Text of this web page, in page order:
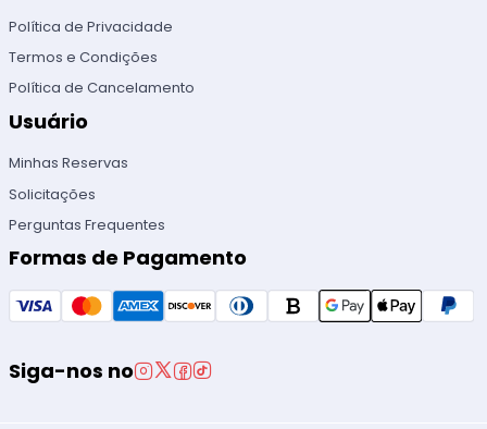
Política de Privacidade
Termos e Condições
Política de Cancelamento
Usuário
Minhas Reservas
Solicitações
Perguntas Frequentes
Formas de Pagamento
Siga-nos no